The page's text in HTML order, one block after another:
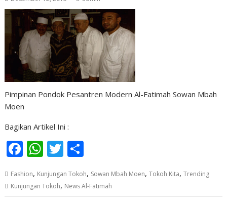
Pimpinan Pondok Pesantren Modern Al-Fatimah Sowan Mbah
Moen
Bagikan Artikel Ini :
F
e
b
W
at
s
T
itt
er
ar
e
Fashion, Kunjungan Tokoh, Sowan Mbah Moen,Tokoh Kita,Trending
Kunjungan Tokoh, News Al-Fatimah